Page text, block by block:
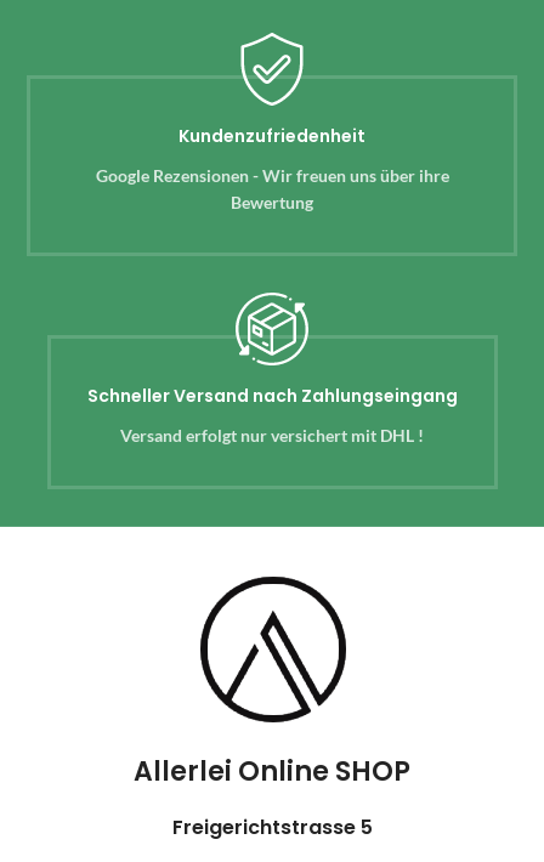
Kundenzufriedenheit
Google Rezensionen - Wir freuen uns über ihre
Bewertung
Schneller Versand nach Zahlungseingang
Versand erfolgt nur versichert mit DHL !
Allerlei Online SHOP
Freigerichtstrasse 5